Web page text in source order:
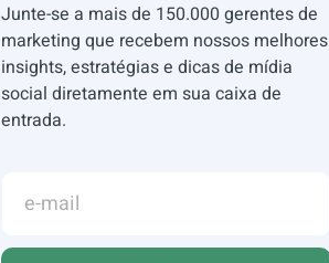
Junte-se a mais de 150.000 gerentes de
marketing que recebem nossos melhores
insights, estratégias e dicas de mídia
social diretamente em sua caixa de
entrada.